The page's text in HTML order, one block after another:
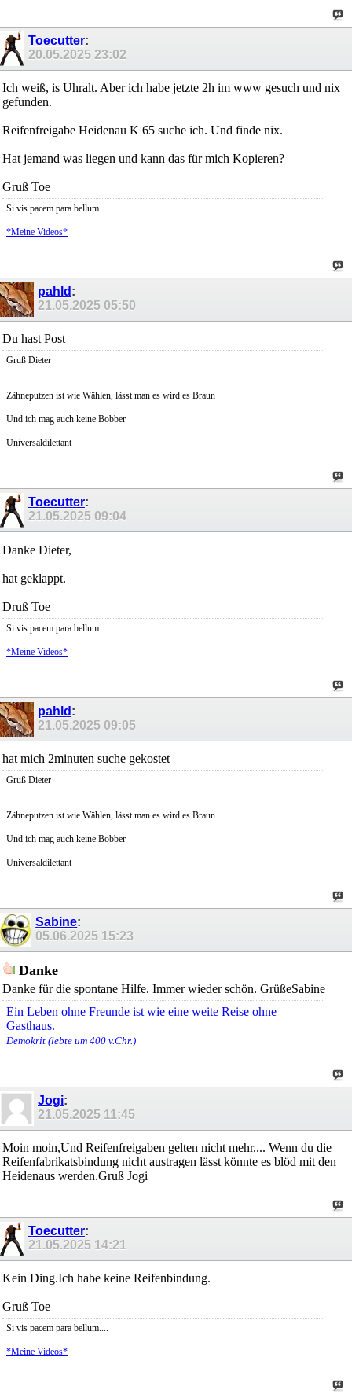
Toecutter:
20.05.2025 23:02
Ich weiß, is Uhralt. Aber ich habe jetzte 2h im www gesuch und nix
gefunden.
Reifenfreigabe Heidenau K 65 suche ich. Und finde nix.
Hat jemand was liegen und kann das für mich Kopieren?
Gruß Toe
Si vis pacem para bellum....
*Meine Videos*
pahld :
21.05.2025 05:50
Du hast Post
Gruß Dieter
Zähneputzen ist wie Wählen, lässt man es wird es Braun
Und ich mag auch keine Bobber
Universaldilettant
Toecutter:
21.05.2025 09:04
Danke Dieter,
hat geklappt.
Druß Toe
Si vis pacem para bellum....
*Meine Videos*
pahld :
21.05.2025 09:05
hat mich 2minuten suche gekostet
Gruß Dieter
Zähneputzen ist wie Wählen, lässt man es wird es Braun
Und ich mag auch keine Bobber
Universaldilettant
Sabine:
05.06.2025 15:23
Danke
Danke für die spontane Hilfe. Immer wieder schön. GrüßeSabine
Ein Leben ohne Freunde ist wie eine weite Reise ohne
Gasthaus.
Demokrit (lebte um 400 v.Chr.)
Jogi:
21.05.2025 11:45
Moin moin,Und Reifenfreigaben gelten nicht mehr.... Wenn du die
Reifenfabrikatsbindung nicht austragen lässt könnte es blöd mit den
Heidenaus werden.Gruß Jogi
Toecutter:
21.05.2025 14:21
Kein Ding.Ich habe keine Reifenbindung.
Gruß Toe
Si vis pacem para bellum....
*Meine Videos*